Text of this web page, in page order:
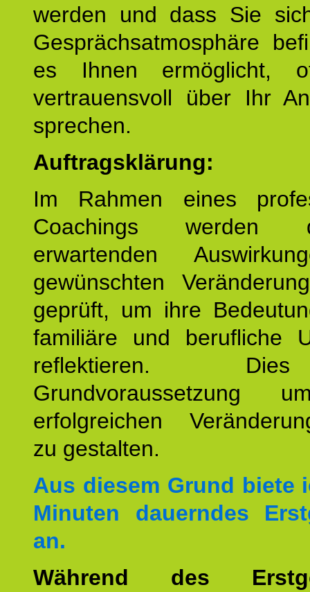
werden und dass Sie
Gesprächsatmosphäre
es Ihnen ermöglicht,
vertrauensvoll über Ihr
sprechen.
Auftragsklärung:
Im Rahmen eines
Coachings
erwartenden
gewünschten
geprüft, um ihre
familiäre und berufliche
reflektieren.
Grundvoraussetzung
erfolgreichen
zu gestalten.
Aus diesem Grund biete
Minuten dauerndes
an.
Während des